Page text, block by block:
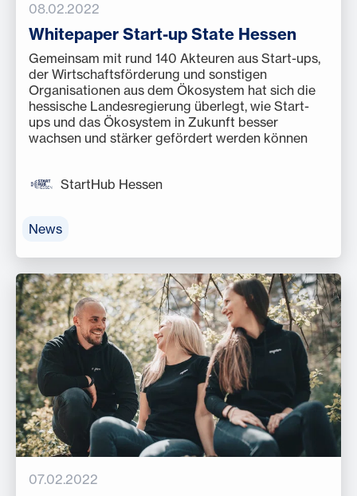
08.02.2022
Whitepaper Start-up State Hessen
Gemeinsam mit rund 140 Akteuren aus Start-ups,
der Wirtschaftsförderung und sonstigen
Organisationen aus dem Ökosystem hat sich die
hessische Landesregierung überlegt, wie Start-
ups und das Ökosystem in Zukunft besser
wachsen und stärker gefördert werden können
StartHub Hessen
News
07.02.2022